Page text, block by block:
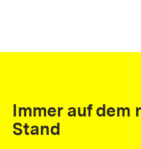
Immer auf dem
Stand